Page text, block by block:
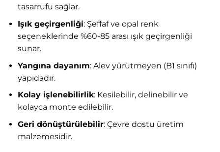
tasarrufu sağlar.
Işık geçirgenliği: Şeffaf ve opal renk
seçeneklerinde %60-85 arası ışık geçirgenliği
sunar.
Yangına dayanım: Alev yürütmeyen (B1 sınıfı)
yapıdadır.
Kolay işlenebilirlik: Kesilebilir, delinebilir ve
kolayca monte edilebilir.
Geri dönüştürülebilir: Çevre dostu üretim
malzemesidir.